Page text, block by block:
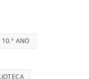
10.º ANO